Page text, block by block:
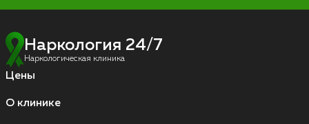
Наркология 24/7
Наркологическая клиника
Цены
О клинике